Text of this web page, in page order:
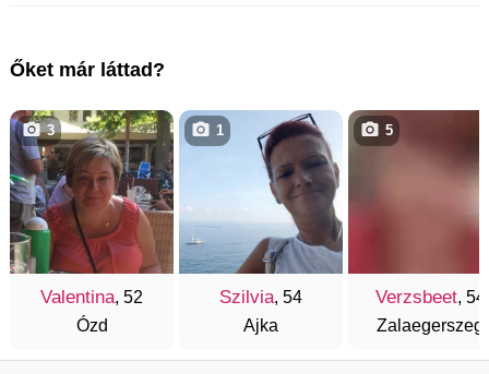
Őket már láttad?
Valentina, 52
Ózd
3
Szilvia, 54
Ajka
1
Verzsbeet, 54
Zalaegerszeg
5